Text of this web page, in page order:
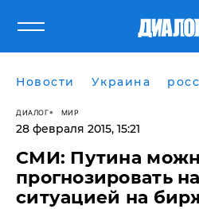
Новости Украина
ДИАЛОГ МИР
28 февраля 2015, 15:21
СМИ: Путина
прогнозировать
ситуацией на